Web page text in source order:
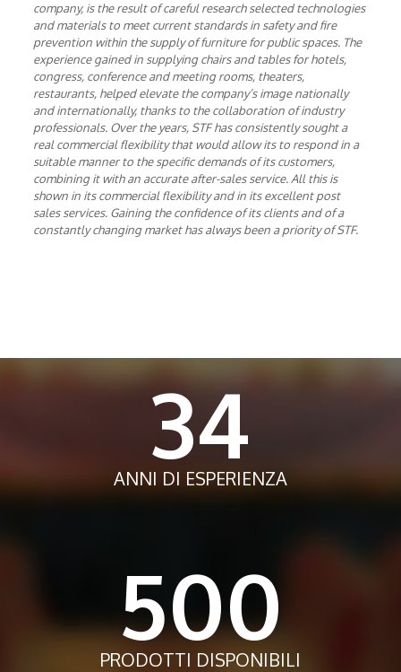
company, is the result of careful research selected technologies
and materials to meet current standards in safety and fire
prevention within the supply of furniture for public spaces. The
experience gained in supplying chairs and tables for hotels,
congress, conference and meeting rooms, theaters,
restaurants, helped elevate the company’s image nationally
and internationally, thanks to the collaboration of industry
professionals. Over the years, STF has consistently sought a
real commercial flexibility that would allow its to respond in a
suitable manner to the specific demands of its customers,
combining it with an accurate after-sales service. All this is
shown in its commercial flexibility and in its excellent post
sales services. Gaining the confidence of its clients and of a
constantly changing market has always been a priority of STF.
34
ANNI DI ESPERIENZA
500
PRODOTTI DISPONIBILI